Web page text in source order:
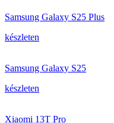
Samsung Galaxy S25 Plus
készleten
Samsung Galaxy S25
készleten
Xiaomi 13T Pro